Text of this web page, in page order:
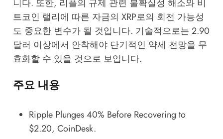
니다. 또한, 리플의 규제 관련 불확실성 해소와 비
트코인 랠리에 따른 자금의 XRP로의 회전 가능성
도 중요한 변수가 될 것입니다. 기술적으로는 2.90
달러 이상에서 안착해야 단기적인 약세 전망을 무
효화할 수 있을 것으로 보입니다.
주요 내용
Ripple Plunges 40% Before Recovering to
$2.20, CoinDesk.